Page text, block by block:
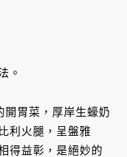
。
開胃菜，厚岸生蠔奶
利火腿，呈盤雅
得益彰，是絕妙的